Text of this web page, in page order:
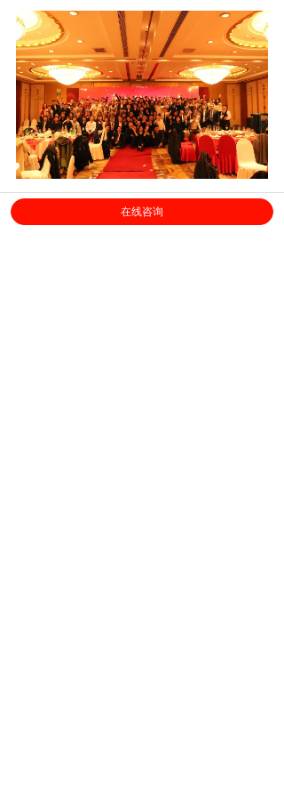
此次年会圆满成功，会场充满温馨与欢笑、
热情与激情，员工在觥筹交错、展现才艺的同
在线咨询